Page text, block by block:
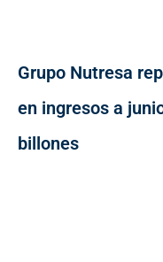
Grupo Nutresa
en ingresos a
billones